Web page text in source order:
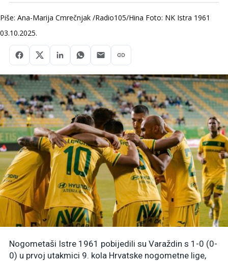
Piše: Ana-Marija Cmrečnjak /Radio105/Hina Foto: NK Istra 1961
03.10.2025.
Nogometaši Istre 1961 pobijedili su Varaždin s 1-0 (0-
0) u prvoj utakmici 9. kola Hrvatske nogometne lige,